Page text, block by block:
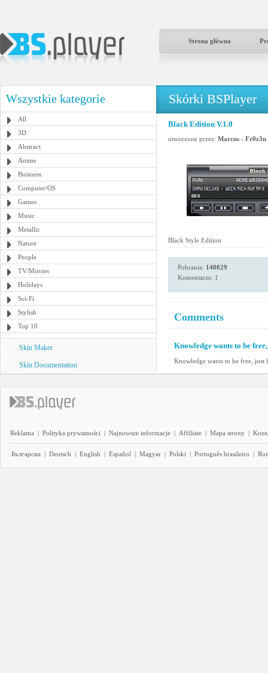
Strona główna
Wszystkie kategorie
All
3D
Abstract
Anime
Business
Computer/OS
Games
Music
Metallic
Nature
People
TV/Movies
Holidays
Sci-Fi
Stylish
Top 10
Skin Maker
Skin Documentation
Skórki BSPlayer
Black Edition V.1.0
utworzone przez: Marcus - Fr0z3n
Black Style Edition
Pobrania: 140029
Komentarze: 1
Comments
Knowledge wants to be
Knowledge wants to be free, just
Reklama | Polityka prywatności | Najnowsze informacje | Affiliate | Mapa strony |
Български | Deutsch | English | Español | Magyar | Polski | Português brasileiro |